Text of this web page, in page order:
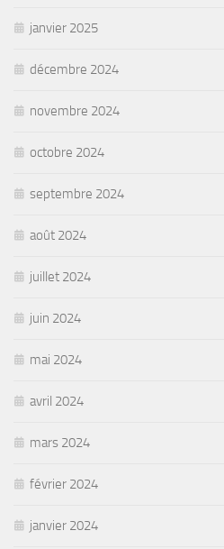
janvier 2025
décembre 2024
novembre 2024
octobre 2024
septembre 2024
août 2024
juillet 2024
juin 2024
mai 2024
avril 2024
mars 2024
février 2024
janvier 2024